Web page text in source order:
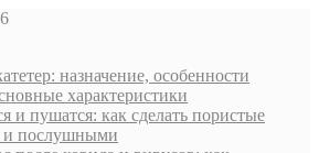
назначение, особенности
характеристики
и пушатся: как сделать пористые
и послушными